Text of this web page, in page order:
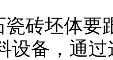
瓷砖坯体要
设备，通